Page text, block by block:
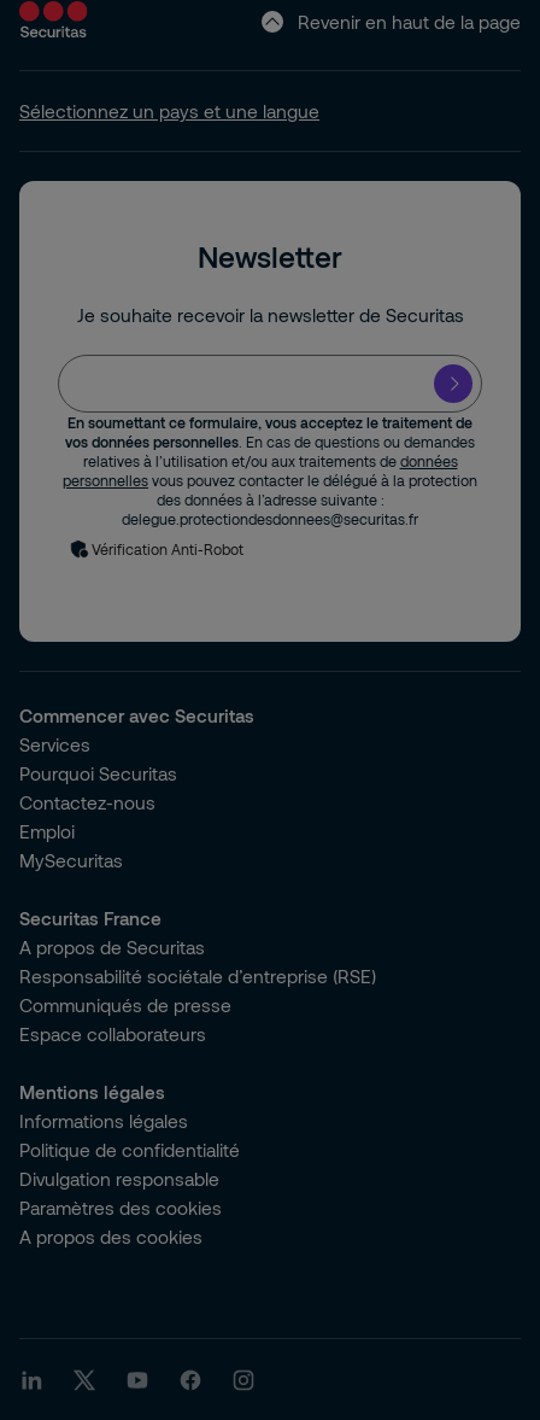
Revenir en haut de la page
Sélectionnez un pays et une langue
Newsletter
Je souhaite recevoir la newsletter de Securitas
En soumettant ce formulaire, vous acceptez le traitement de
vos données personnelles . En cas de questions ou demandes
relatives à l’utilisation et/ou aux traitements de données
personnelles vous pouvez contacter le délégué à la protection
des données à l’adresse suivante :
delegue.protectiondesdonnees@securitas.fr
Vérification Anti-Robot
Commencer avec Securitas
Services
Pourquoi Securitas
Contactez-nous
Emploi
MySecuritas
Securitas France
A propos de Securitas
Responsabilité sociétale d’entreprise (RSE)
Communiqués de presse
Espace collaborateurs
Mentions légales
Informations légales
Politique de confidentialité
Divulgation responsable
Paramètres des cookies
A propos des cookies